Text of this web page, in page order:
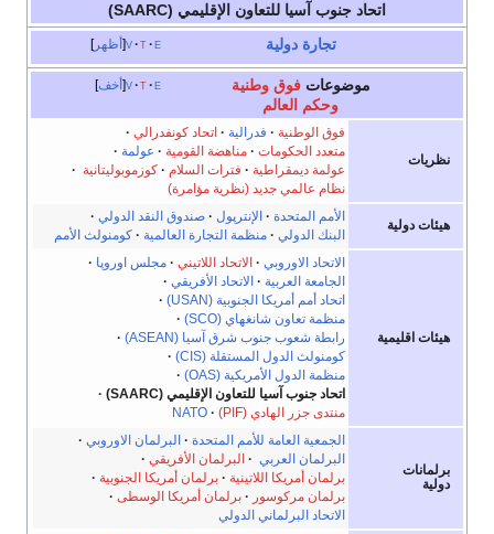
اتحاد جنوب آسيا للتعاون الإقليمي (SAARC)
أظهر v t e تجارة دولية
أخف v t e موضوعاتفوق وطنية
وحكم العالم
نظريات
فوق الوطنية · فدرالية · اتحاد كونفدرالي ·
متعدد الحكومات · مناهضة القومية · عولمة ·
عولمة ديمقراطية · فترات السلام · كوزموبوليتانية ·
نظام عالمي جديد (نظرية مؤامرة)
هيئات دولية
الأمم المتحدة · الإنترپول · صندوق النقد الدولي ·
البنك الدولي · منظمة التجارة العالمية · كومنولث الأمم
هيئات اقليمية
الاتحاد الاوروبي · الاتحاد اللاتيني · مجلس اوروپا ·
الجامعة العربية · الاتحاد الأفريقي ·
اتحاد أمم أمريكا الجنوبية (USAN)
·
منظمة تعاون شانغهاي (SCO)
·
رابطة شعوب جنوب شرق آسيا (ASEAN)
·
كومنولث الدول المستقلة (CIS)
·
منظمة الدول الأمريكية (OAS)
·
اتحاد جنوب آسيا للتعاون الإقليمي (SAARC)
·
منتدى جزر الهادي (PIF)
·
NATO
برلمانات
دولية
الجمعية العامة للأمم المتحدة · البرلمان الاوروبي ·
البرلمان العربي · البرلمان الأفريقي ·
برلمان أمريكا اللاتينية · برلمان أمريكا الجنوبية ·
برلمان مركوسور · برلمان أمريكا الوسطى ·
الاتحاد البرلماني الدولي